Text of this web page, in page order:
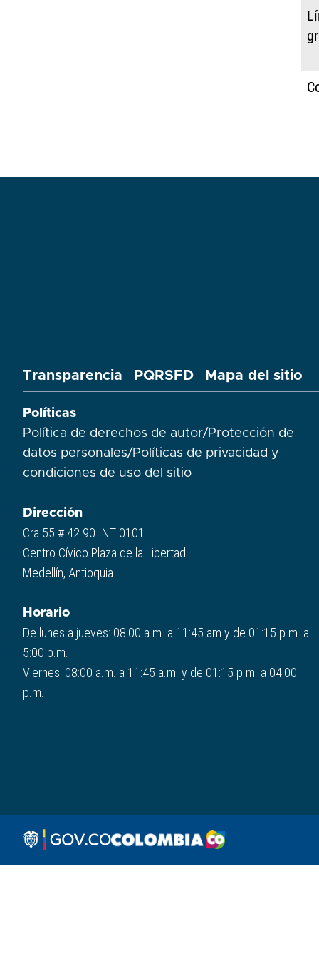
Transparencia PQRSFD Mapa del sitio
Políticas
Política de derechos de autor/Protección de
datos personales/Políticas de privacidad y
condiciones de uso del sitio​
Dirección
Cra 55 # 42 90 INT 0101
Centro Cívico Plaza de la Libertad
Medellín, Antioquia
Horario
De lunes a jueves: 08:00 a.m. a 11:45 am y de 01:15 p.m. a
5:00 p.m.
Viernes: 08:00 a.m. a 11:45 a.m. y de 01:15 p.m. a 04:00
p.m.